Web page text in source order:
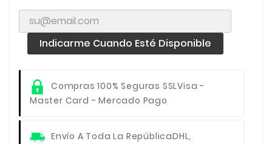
Indicarme Cuando Esté Disponible
Compras 100% Seguras SSLVisa -
Master Card - Mercado Pago
Envío A Toda La RepúblicaDHL,